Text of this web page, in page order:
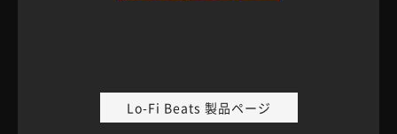
Lo-Fi Beats 製品ページ